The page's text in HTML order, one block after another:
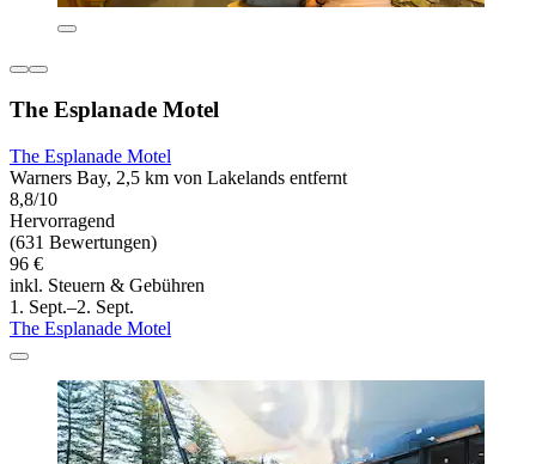
The Esplanade Motel
The Esplanade Motel
Warners Bay, 2,5 km von Lakelands entfernt
8,8/10
Hervorragend
(631 Bewertungen)
96 €
inkl. Steuern & Gebühren
1. Sept.–2. Sept.
The Esplanade Motel